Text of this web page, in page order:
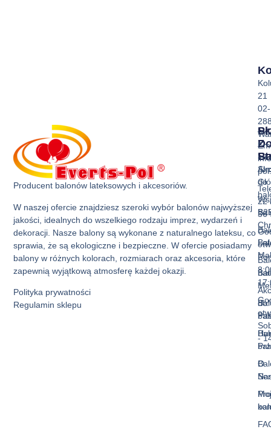
Producent balonów lateksowych i akcesoriów.
W naszej ofercie znajdziesz szeroki wybór balonów najwyższej
jakości, idealnych do wszelkiego rodzaju imprez, wydarzeń i
dekoracji. Nasze balony są wykonane z naturalnego lateksu, co
sprawia, że są ekologiczne i bezpieczne. W ofercie posiadamy
balony w różnych kolorach, rozmiarach oraz akcesoria, które
zapewnią wyjątkową atmosferę każdej okazji.
Polityka prywatności
Regulamin sklepu
Z
do
do
O
21
02-
22
36
-